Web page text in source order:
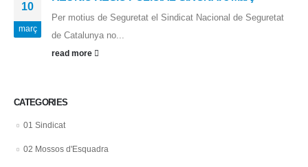
10
març
Per motius de Seguretat el Sindicat Nacional de Seguretat
de Catalunya no...
read more
CATEGORIES
01 Sindicat
02 Mossos d'Esquadra